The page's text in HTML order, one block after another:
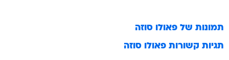
תמונות של פאולו סוזה
תגיות קשורות פאולו סוזה